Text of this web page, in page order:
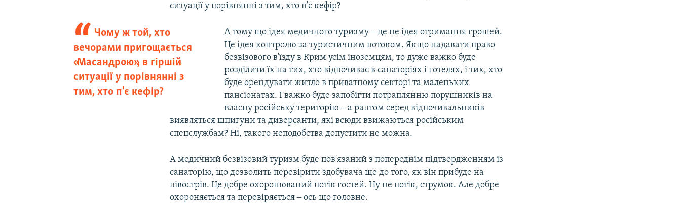
ситуації у порівнянні з тим, хто п'є кефір?
Чому ж той, хто
вечорами пригощається
«Масандрою», в гіршій
ситуації у порівнянні з
тим, хто п'є кефір?
А тому що ідея медичного туризму ‒ це не ідея отримання грошей.
Це ідея контролю за туристичним потоком. Якщо надавати право
безвізового в'їзду в Крим усім іноземцям, то дуже важко буде
розділити їх на тих, хто відпочиває в санаторіях і готелях, і тих, хто
буде орендувати житло в приватному секторі та маленьких
пансіонатах. І важко буде запобігти потраплянню порушників на
власну російську територію ‒ а раптом серед відпочивальників
виявляться шпигуни та диверсанти, які всюди ввижаються російським
спецслужбам? Ні, такого неподобства допустити не можна.
А медичний безвізовий туризм буде пов'язаний з попереднім підтвердженням із
санаторію, що дозволить перевірити здобувача ще до того, як він прибуде на
півострів. Це добре охоронюваний потік гостей. Ну не потік, струмок. Але добре
охороняється та перевіряється ‒ ось що головне.